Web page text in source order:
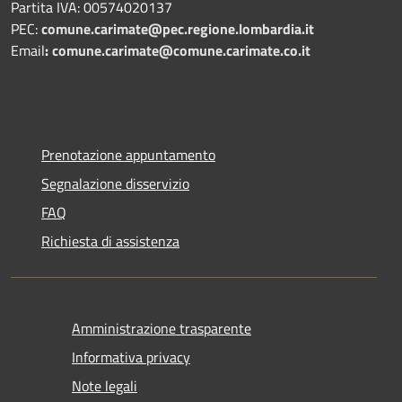
Partita IVA: 00574020137
PEC:comune.carimate@pec.regione.lombardia.it
Email:comune.carimate@comune.carimate.co.it
Prenotazione appuntamento
Segnalazione disservizio
FAQ
Richiesta di assistenza
Amministrazione trasparente
Informativa privacy
Note legali